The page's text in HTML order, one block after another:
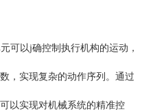
可以j确控制执行机构的运动，
，实现复杂的动作序列。通过
以实现对机械系统的精准控